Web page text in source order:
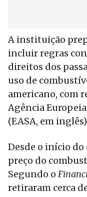
A instituição
incluir regras
direitos dos
uso de
americano, com
Agência
(EASA, em
Desde o início
preço do
Segundo o
retiraram cerca